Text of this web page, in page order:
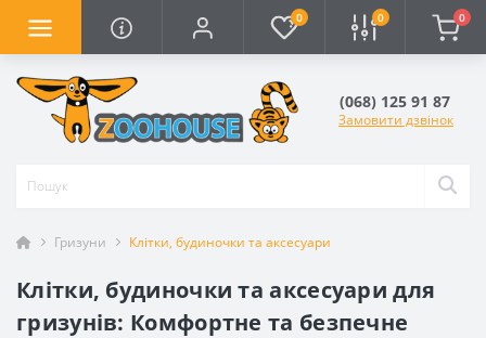
0 0 0
(068) 125 91 87
Замовити дзвінок
Гризуни Клітки, будиночки та аксесуари
Клітки, будиночки та аксесуари для
гризунів: Комфортне та безпечне